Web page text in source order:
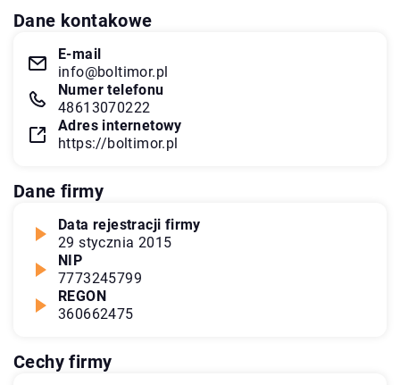
Dane kontakowe
E-mail
info@boltimor.pl
Numer telefonu
48613070222
Adres internetowy
https://boltimor.pl
Dane firmy
Data rejestracji firmy
29 stycznia 2015
NIP
7773245799
REGON
360662475
Cechy firmy